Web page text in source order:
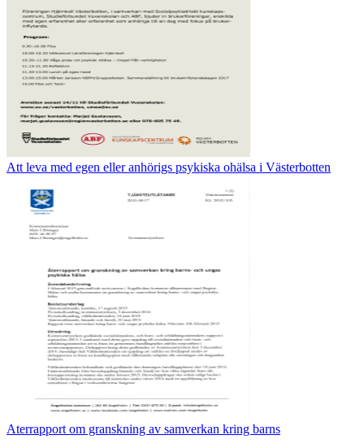
Att leva med egen eller anhörigs psykiska ohälsa i Västerbotten
Aterrapport om granskning av samverkan kring barns